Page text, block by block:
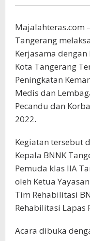
Majalahteras.com
Tangerang
Kerjasama
Kota Tangerang
Peningkatan
Medis dan
Pecandu dan
2022.
Kegiatan tersebut
Kepala BNNK
Pemuda klas IIA
oleh Ketua
Tim Rehabilitasi
Rehabilitasi Lapas
Acara dibuka